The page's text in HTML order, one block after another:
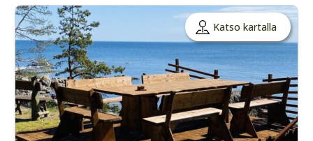
Katso kartalla